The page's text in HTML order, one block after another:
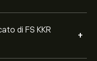
di FS KKR
+